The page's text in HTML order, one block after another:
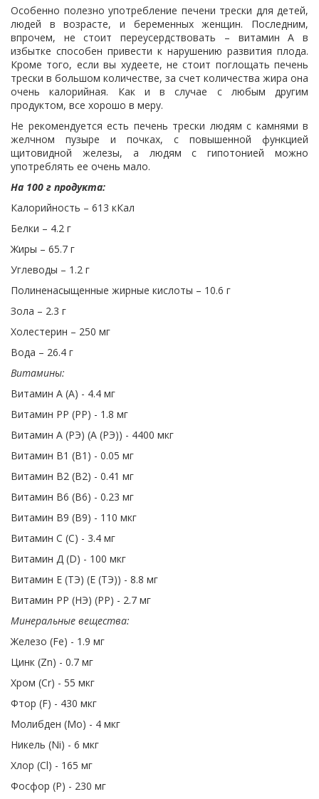
Особенно полезно употребление печени трески для детей,
людей в возрасте, и беременных женщин. Последним,
впрочем, не стоит переусердствовать – витамин А в
избытке способен привести к нарушению развития плода.
Кроме того, если вы худеете, не стоит поглощать печень
трески в большом количестве, за счет количества жира она
очень калорийная. Как и в случае с любым другим
продуктом, все хорошо в меру.
Не рекомендуется есть печень трески людям с камнями в
желчном пузыре и почках, с повышенной функцией
щитовидной железы, а людям с гипотонией можно
употреблять ее очень мало.
На 100 г продукта:
Калорийность – 613 кКал
Белки – 4.2 г
Жиры – 65.7 г
Углеводы – 1.2 г
Полиненасыщенные жирные кислоты – 10.6 г
Зола – 2.3 г
Холестерин – 250 мг
Вода – 26.4 г
Витамины:
Витамин А (А) - 4.4 мг
Витамин PP (PP) - 1.8 мг
Витамин А (РЭ) (А (РЭ)) - 4400 мкг
Витамин В1 (В1) - 0.05 мг
Витамин В2 (В2) - 0.41 мг
Витамин В6 (В6) - 0.23 мг
Витамин В9 (В9) - 110 мкг
Витамин С (C) - 3.4 мг
Витамин Д (D) - 100 мкг
Витамин Е (ТЭ) (Е (ТЭ)) - 8.8 мг
Витамин PP (НЭ) (PP) - 2.7 мг
Минеральные вещества:
Железо (Fe) - 1.9 мг
Цинк (Zn) - 0.7 мг
Хром (Cr) - 55 мкг
Фтор (F) - 430 мкг
Молибден (Mo) - 4 мкг
Никель (Ni) - 6 мкг
Хлор (Cl) - 165 мг
Фосфор (P) - 230 мг